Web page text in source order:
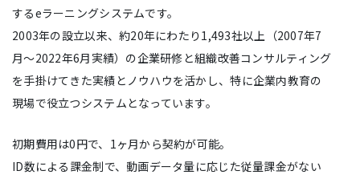
するeラーニングシステムです。
2003年の設立以来、約20年にわたり1,493社以上（2007年7
月～2022年6月実績）の企業研修と組織改善コンサルティング
を手掛けてきた実績とノウハウを活かし、特に企業内教育の
現場で役立つシステムとなっています。
初期費用は0円で、1ヶ月から契約が可能。
ID数による課金制で、動画データ量に応じた従量課金がない